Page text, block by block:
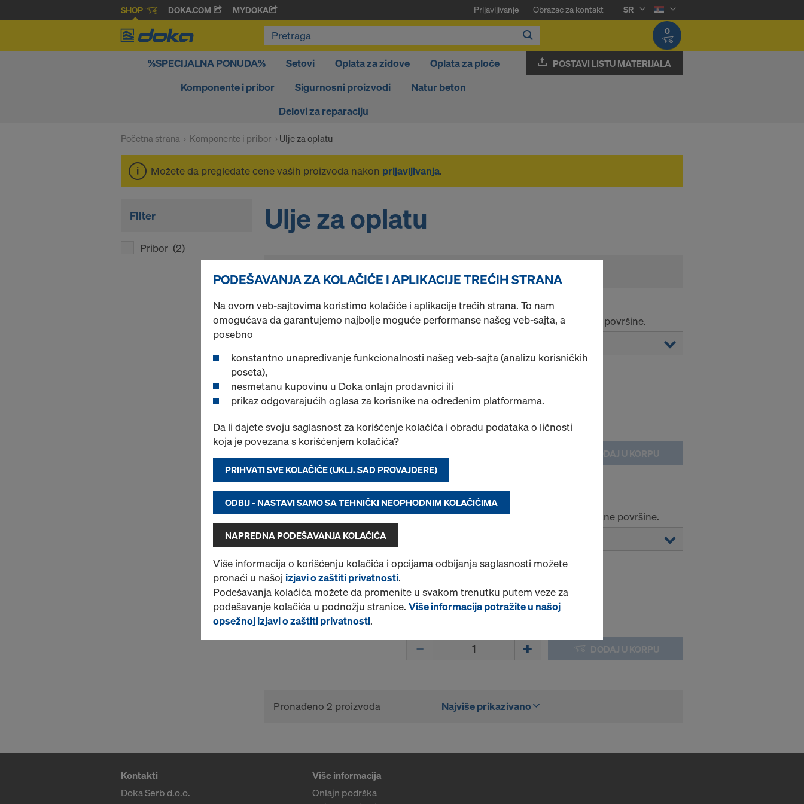
SHOP DOKA.COM MYDOKA Prijavljivanje Obrazac za kontakt
SR
0
%SPECIJALNA PONUDA% Setovi Oplata za zidove
Oplata za ploče
Komponente i pribor
Sigurnosni proizvodi
Natur beton
Delovi za reparaciju
POSTAVI LISTU MATERIJALA
Početna strana Komponente i pribor Ulje za oplatu
Možete da pregledate cene vaših proizvoda nakon prijavljivanja.
Filter
Pribor (2)
Ulje za oplatu
Pronađeno 2 proizvoda Najviše prikazivano
Doka-OptiX
Specijalno ulje za oplatu za glatke oplatne površine.
Novo
DODAJ U KORPU
Doka-ulje
Specijalno ulje za oplatu za upijajuće oplatne površine.
Količina DODAJ U KORPU
Pronađeno 2 proizvoda Najviše prikazivano
Kontakti
Doka Serb d.o.o.
Više informacija
Onlajn podrška
PODEŠAVANJA ZA KOLAČIĆE I APLIKACIJE TREĆIH STRANA
Na ovom veb-sajtovima koristimo kolačiće i aplikacije trećih strana. To nam
omogućava da garantujemo najbolje moguće performanse našeg veb-sajta, a
posebno
konstantno unapređivanje funkcionalnosti našeg veb-sajta (analizu korisničkih
poseta),
nesmetanu kupovinu u Doka onlajn prodavnici ili
prikaz odgovarajućih oglasa za korisnike na određenim platformama.
Da li dajete svoju saglasnost za korišćenje kolačića i obradu podataka o ličnosti
koja je povezana s korišćenjem kolačića?
PRIHVATI SVE KOLAČIĆE (UKLJ. SAD PROVAJDERE)
ODBIJ - NASTAVI SAMO SA TEHNIČKI NEOPHODNIM KOLAČIĆIMA
NAPREDNA PODEŠAVANJA KOLAČIĆA
Više informacija o korišćenju kolačića i opcijama odbijanja saglasnosti možete
pronaći u našoj izjavi o zaštiti privatnosti.
Podešavanja kolačića možete da promenite u svakom trenutku putem veze za
podešavanje kolačića u podnožju stranice. Više informacija potražite u našoj
opsežnoj izjavi o zaštiti privatnosti.